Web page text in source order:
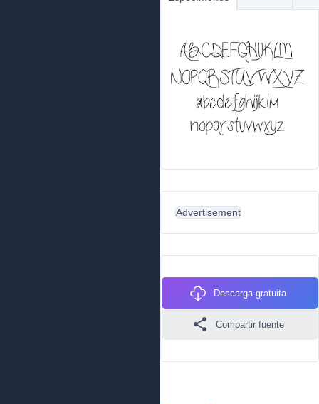
Advertisement
Descarga gratuita
Compartir fuente